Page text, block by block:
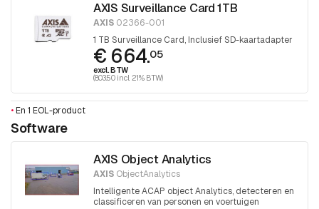
AXIS Surveillance Card 1TB
AXIS 02366-001
1 TB Surveillance Card, Inclusief SD-kaartadapter
€ 664.05
excl. BTW
(803.50 incl. 21% BTW)
• En 1 EOL-product
Software
AXIS Object Analytics
AXIS ObjectAnalytics
Intelligente ACAP object Analytics, detecteren en
classificeren van personen en voertuigen